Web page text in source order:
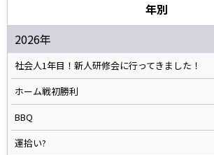
年別
2026年
社会人1年目！新人研修会に行ってきました！
ホーム戦初勝利
BBQ
運拾い?